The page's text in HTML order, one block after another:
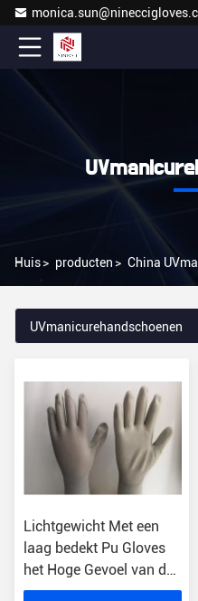
Huis> producten > China
UVmanicurehandschoenen
Lichtgewicht Met een
laag bedekt Pu Gloves
het Hoge Gevoel van de
Duurzaamheids